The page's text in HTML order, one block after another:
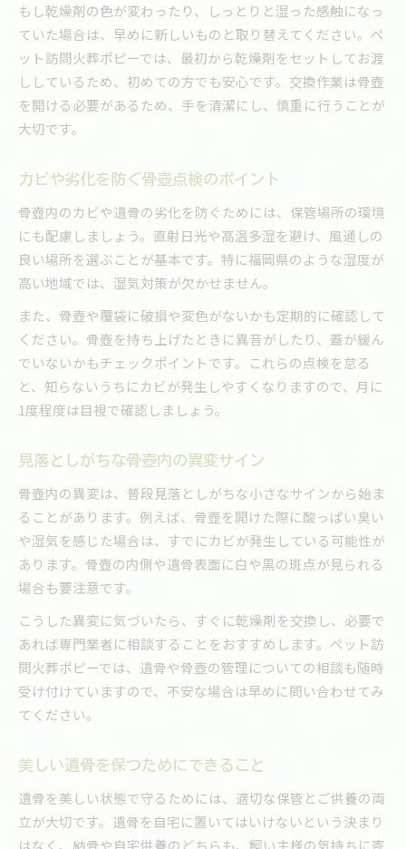
もし乾燥剤の色が変わったり、しっとりと湿った感触になっ
ていた場合は、早めに新しいものと取り替えてください。ペ
ット訪問火葬ポピーでは、最初から乾燥剤をセットしてお渡
ししているため、初めての方でも安心です。交換作業は骨壺
を開ける必要があるため、手を清潔にし、慎重に行うことが
大切です。
カビや劣化を防ぐ骨壺点検のポイント
骨壺内のカビや遺骨の劣化を防ぐためには、保管場所の環境
にも配慮しましょう。直射日光や高温多湿を避け、風通しの
良い場所を選ぶことが基本です。特に福岡県のような湿度が
高い地域では、湿気対策が欠かせません。
また、骨壺や覆袋に破損や変色がないかも定期的に確認して
ください。骨壺を持ち上げたときに異音がしたり、蓋が緩ん
でいないかもチェックポイントです。これらの点検を怠る
と、知らないうちにカビが発生しやすくなりますので、月に
1度程度は目視で確認しましょう。
見落としがちな骨壺内の異変サイン
骨壺内の異変は、普段見落としがちな小さなサインから始ま
ることがあります。例えば、骨壺を開けた際に酸っぱい臭い
や湿気を感じた場合は、すでにカビが発生している可能性が
あります。骨壺の内側や遺骨表面に白や黒の斑点が見られる
場合も要注意です。
こうした異変に気づいたら、すぐに乾燥剤を交換し、必要で
あれば専門業者に相談することをおすすめします。ペット訪
問火葬ポピーでは、遺骨や骨壺の管理についての相談も随時
受け付けていますので、不安な場合は早めに問い合わせてみ
てください。
美しい遺骨を保つためにできること
遺骨を美しい状態で守るためには、適切な保管とご供養の両
立が大切です。遺骨を自宅に置いてはいけないという決まり
はなく、納骨や自宅供養のどちらも、飼い主様の気持ちに寄